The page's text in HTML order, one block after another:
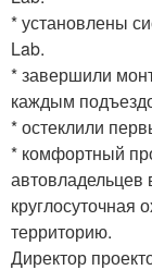
* установлены
Lab.
* завершили
каждым
* остеклили
* комфортный
круглосуточная
территорию.
Директор